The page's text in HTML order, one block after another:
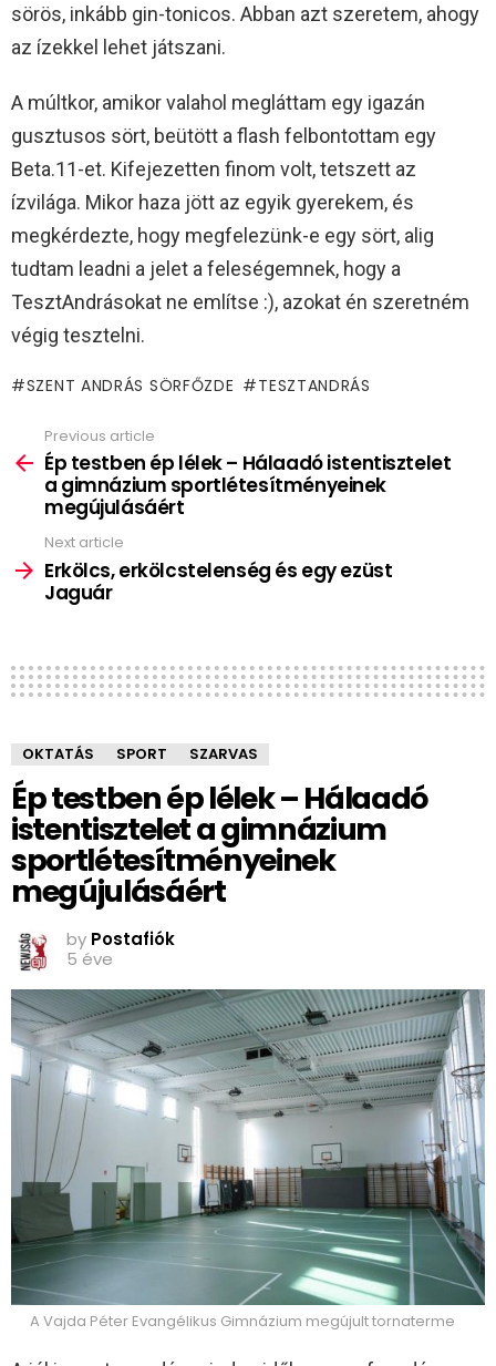
sörös, inkább gin-tonicos. Abban azt szeretem, ahogy
az ízekkel lehet játszani.
A múltkor, amikor valahol megláttam egy igazán
gusztusos sört, beütött a flash felbontottam egy
Beta.11-et. Kifejezetten finom volt, tetszett az
ízvilága. Mikor haza jött az egyik gyerekem, és
megkérdezte, hogy megfelezünk-e egy sört, alig
tudtam leadni a jelet a feleségemnek, hogy a
TesztAndrásokat ne említse :), azokat én szeretném
végig tesztelni.
SZENT ANDRÁS SÖRFŐZDE TESZTANDRÁS
more
Previous article
Ép testben ép lélek – Hálaadó istentisztelet
a gimnázium sportlétesítményeinek
megújulásáért
Next article
Erkölcs, erkölcstelenség és egy ezüst
Jaguár
OKTATÁS SPORT SZARVAS
Ép testben ép lélek – Hálaadó
istentisztelet a gimnázium
sportlétesítményeinek
megújulásáért
by Postafiók
5 éve
A Vajda Péter Evangélikus Gimnázium megújult tornaterme